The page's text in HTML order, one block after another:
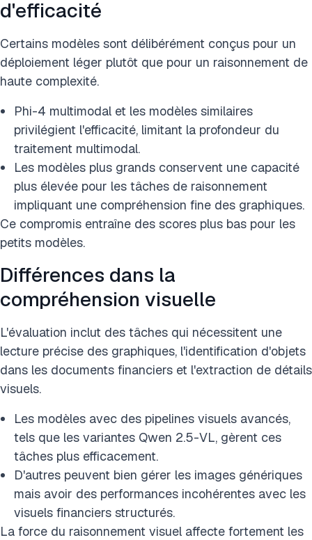
d'efficacité
Certains modèles sont délibérément conçus pour un
déploiement léger plutôt que pour un raisonnement de
haute complexité.
Phi-4 multimodal et les modèles similaires
privilégient l'efficacité, limitant la profondeur du
traitement multimodal.
Les modèles plus grands conservent une capacité
plus élevée pour les tâches de raisonnement
impliquant une compréhension fine des graphiques.
Ce compromis entraîne des scores plus bas pour les
petits modèles.
Différences dans la
compréhension visuelle
L'évaluation inclut des tâches qui nécessitent une
lecture précise des graphiques, l'identification d'objets
dans les documents financiers et l'extraction de détails
visuels.
Les modèles avec des pipelines visuels avancés,
tels que les variantes Qwen 2.5-VL, gèrent ces
tâches plus efficacement.
D'autres peuvent bien gérer les images génériques
mais avoir des performances incohérentes avec les
visuels financiers structurés.
La force du raisonnement visuel affecte fortement les